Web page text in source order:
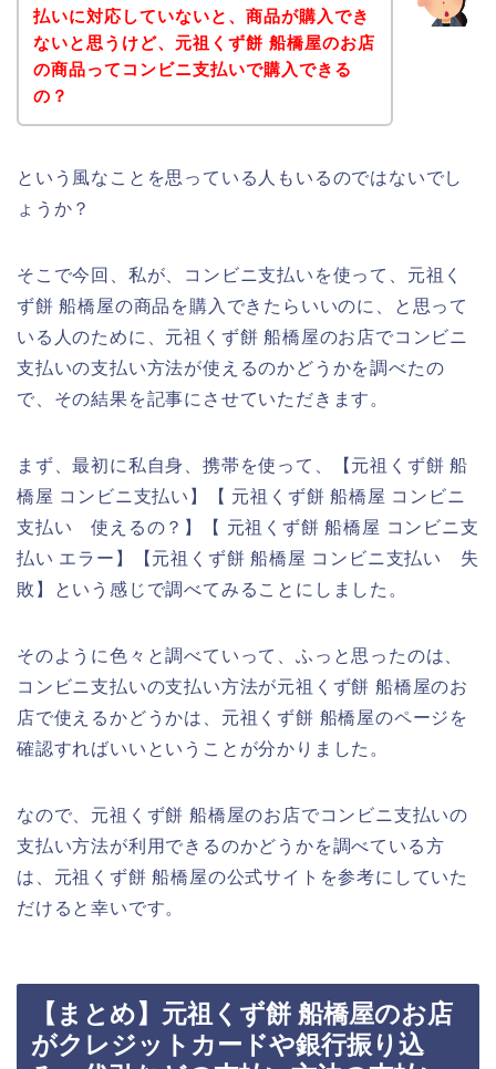
払いに対応していないと、商品が購入でき
ないと思うけど、元祖くず餅 船橋屋のお店
の商品ってコンビニ支払いで購入できる
の？
という風なことを思っている人もいるのではないでし
ょうか？
そこで今回、私が、コンビニ支払いを使って、元祖く
ず餅 船橋屋の商品を購入できたらいいのに、と思って
いる人のために、元祖くず餅 船橋屋のお店でコンビニ
支払いの支払い方法が使えるのかどうかを調べたの
で、その結果を記事にさせていただきます。
まず、最初に私自身、携帯を使って、【元祖くず餅 船
橋屋 コンビニ支払い】【 元祖くず餅 船橋屋 コンビニ
支払い 使えるの？】【 元祖くず餅 船橋屋 コンビニ支
払い エラー】【元祖くず餅 船橋屋 コンビニ支払い 失
敗】という感じで調べてみることにしました。
そのように色々と調べていって、ふっと思ったのは、
コンビニ支払いの支払い方法が元祖くず餅 船橋屋のお
店で使えるかどうかは、元祖くず餅 船橋屋のページを
確認すればいいということが分かりました。
なので、元祖くず餅 船橋屋のお店でコンビニ支払いの
支払い方法が利用できるのかどうかを調べている方
は、元祖くず餅 船橋屋の公式サイトを参考にしていた
だけると幸いです。
【まとめ】元祖くず餅 船橋屋のお店
がクレジットカードや銀行振り込